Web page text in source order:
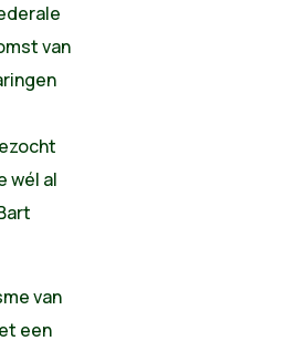
van
wél al
van
een